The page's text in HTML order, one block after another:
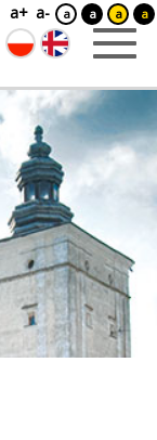
a+ a- a a a a